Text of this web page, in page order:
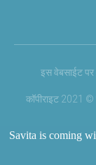
इस वेबसाईट पर
कॉपीराइट 2021
Savita is coming